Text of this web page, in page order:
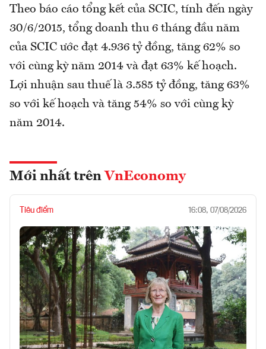
Theo báo cáo tổng kết của SCIC, tính đến ngày
30/6/2015, tổng doanh thu 6 tháng đầu năm
của SCIC ước đạt 4.936 tỷ đồng, tăng 62% so
với cùng kỳ năm 2014 và đạt 63% kế hoạch.
Lợi nhuận sau thuế là 3.585 tỷ đồng, tăng 63%
so với kế hoạch và tăng 54% so với cùng kỳ
năm 2014.
Mới nhất trên VnEconomy
Tiêu điểm 16:08, 07/08/2026